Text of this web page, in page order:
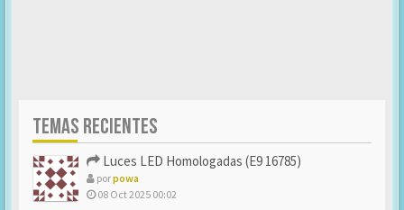
TEMAS RECIENTES
Luces LED Homologadas (E9 16785)
porpowa
08 Oct 2025 00:02